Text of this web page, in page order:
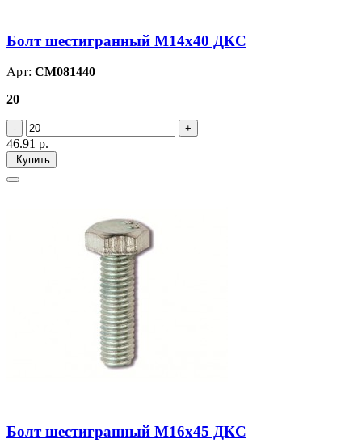
Болт шестигранный М14х40 ДКС
Арт: CM081440
20
46.91 р.
Купить
Болт шестигранный М16х45 ДКС